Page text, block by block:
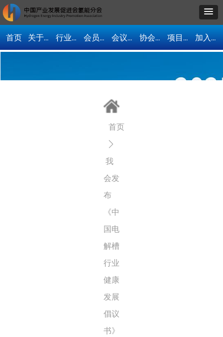
首页 关于我们 行业资讯 会员单位 会议活动 协会动态 项目合作 加入协会
首页
ꄲ
我
会发
布
《中
国电
解槽
行业
健康
发展
倡议
书》